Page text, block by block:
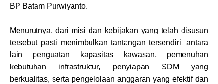
BP Batam Purwiyanto.
Menurutnya, dari misi dan kebijakan yang telah disusun
tersebut pasti menimbulkan tantangan tersendiri, antara
lain penguatan kapasitas kawasan, pemenuhan
kebutuhan infrastruktur, penyiapan SDM yang
berkualitas, serta pengelolaan anggaran yang efektif dan